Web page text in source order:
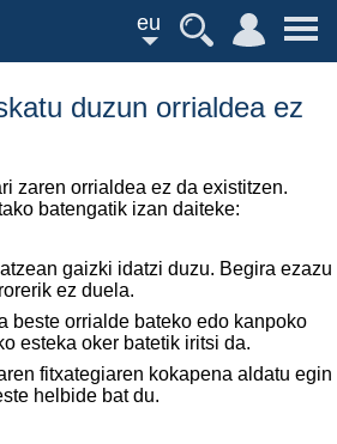
eu
duzun orrialdea ez
zaren orrialdea ez da existitzen.
batengatik izan daiteke:
gaizki idatzi duzu. Begira ezazu
ez duela.
beste orrialde bateko edo kanpoko
esteka oker batetik iritsi da.
fitxategiaren kokapena aldatu egin
helbide bat du.